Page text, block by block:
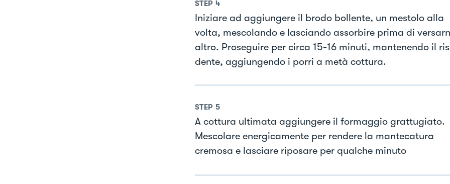
STEP 4
Iniziare ad aggiungere il brodo bollente, un mestolo alla
volta, mescolando e lasciando assorbire prima di
altro. Proseguire per circa 15-16 minuti, mantenendo il
dente, aggiungendo i porri a metà cottura.
STEP 5
A cottura ultimata aggiungere il formaggio grattugiato.
Mescolare energicamente per rendere la mantecatura
cremosa e lasciare riposare per qualche minuto